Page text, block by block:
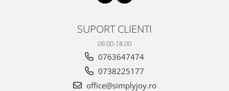
SUPORT CLIENTI
09.00-18.00
0763647474
0738225177
office@simplyjoy.ro